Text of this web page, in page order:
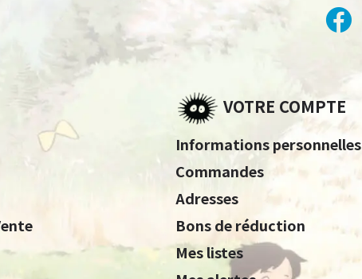
VOTRE COMPTE
Informations personnelles
Commandes
Adresses
Bons de réduction
Mes listes